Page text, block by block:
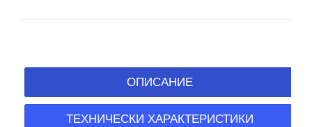
ОПИСАНИЕ
ТЕХНИЧЕСКИ ХАРАКТЕРИСТИКИ